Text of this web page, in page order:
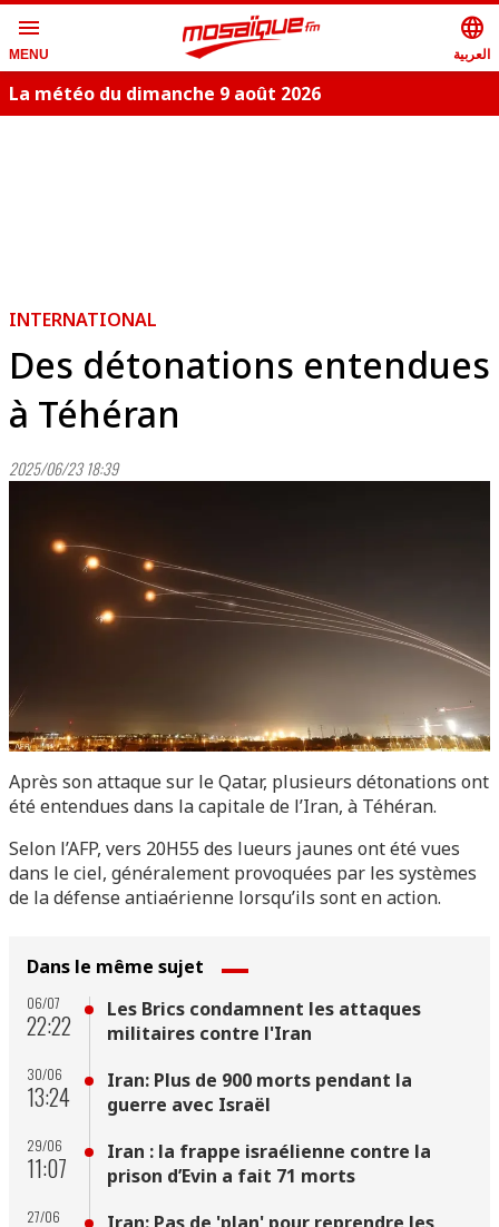
menu
MENU
language
العربية
La météo du dimanche 9 août 2026
INTERNATIONAL
Des détonations entendues
à Téhéran
2025/06/23 18:39
Après son attaque sur le Qatar, plusieurs détonations ont
été entendues dans la capitale de l’Iran, à Téhéran.
Selon l’AFP, vers 20H55 des lueurs jaunes ont été vues
dans le ciel, généralement provoquées par les systèmes
de la défense antiaérienne lorsqu’ils sont en action.
Dans le même sujet
06/07
22:22
Les Brics condamnent les attaques
militaires contre l'Iran
30/06
13:24
Iran: Plus de 900 morts pendant la
guerre avec Israël
29/06
11:07
Iran : la frappe israélienne contre la
prison d’Evin a fait 71 morts
27/06